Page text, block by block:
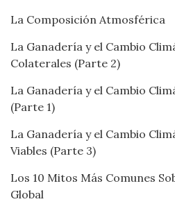
La Composición Atmosférica
La Ganadería y el Cambio
Colaterales (Parte 2)
La Ganadería y el Cambio
(Parte 1)
La Ganadería y el Cambio
Viables (Parte 3)
Los 10 Mitos Más Comunes
Global